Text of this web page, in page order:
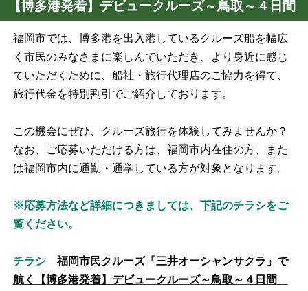
【博多港発着】デビュークルーズ～鳥取～４日間
福岡市では、博多港を出入港しているクルーズ船を幅広
く市民のみなさまに楽しんでいただき、より身近に感じ
ていただくために、船社・旅行代理店のご協力を得て、
旅行代金を特別割引でご紹介しております。
この機会にぜひ、クルーズ旅行を体験してみませんか？
なお、ご応募いただける方は、福岡市内在住の方、また
は福岡市内に通勤・通学している方が対象となります。
※応募方法など詳細につきましては、下記のチラシをご
覧ください。
チラシ 福岡市民クルーズ「三井オーシャンサクラ」で
航く【博多港発着】デビュークルーズ～鳥取～４日間